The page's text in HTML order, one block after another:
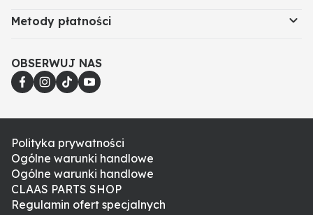
Metody płatności
OBSERWUJ NAS
Polityka prywatności
Ogólne warunki handlowe
Ogólne warunki handlowe
CLAAS PARTS SHOP
Regulamin ofert specjalnych